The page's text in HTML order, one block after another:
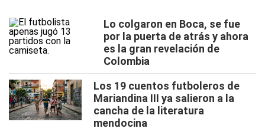
Lo colgaron en Boca, se fue
por la puerta de atrás y ahora
es la gran revelación de
Colombia
Los 19 cuentos futboleros de
Mariandina III ya salieron a la
cancha de la literatura
mendocina